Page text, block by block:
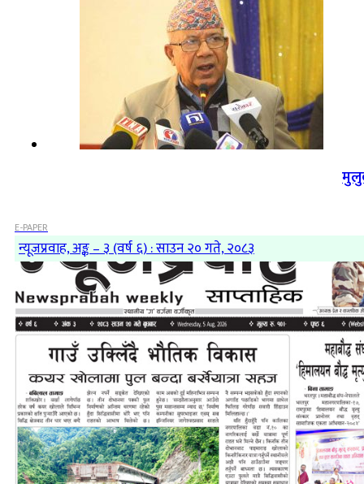
E-PAPER
न्यूजप्रवाह, अङ्क – ३ (वर्ष ६) : साउन २० गते, २०८३